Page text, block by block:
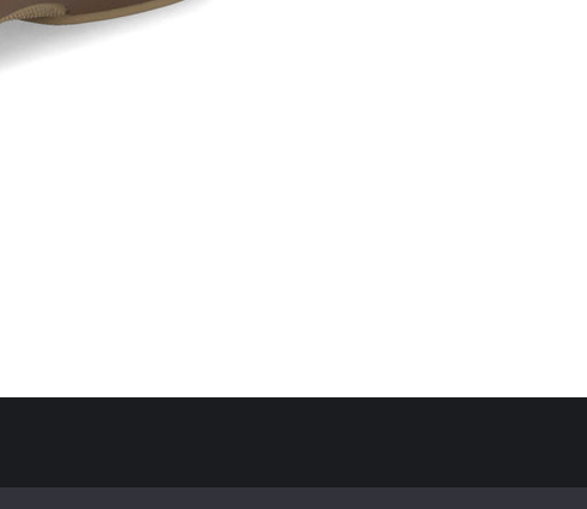
Politique de confidentialité Mentions Légales Contact